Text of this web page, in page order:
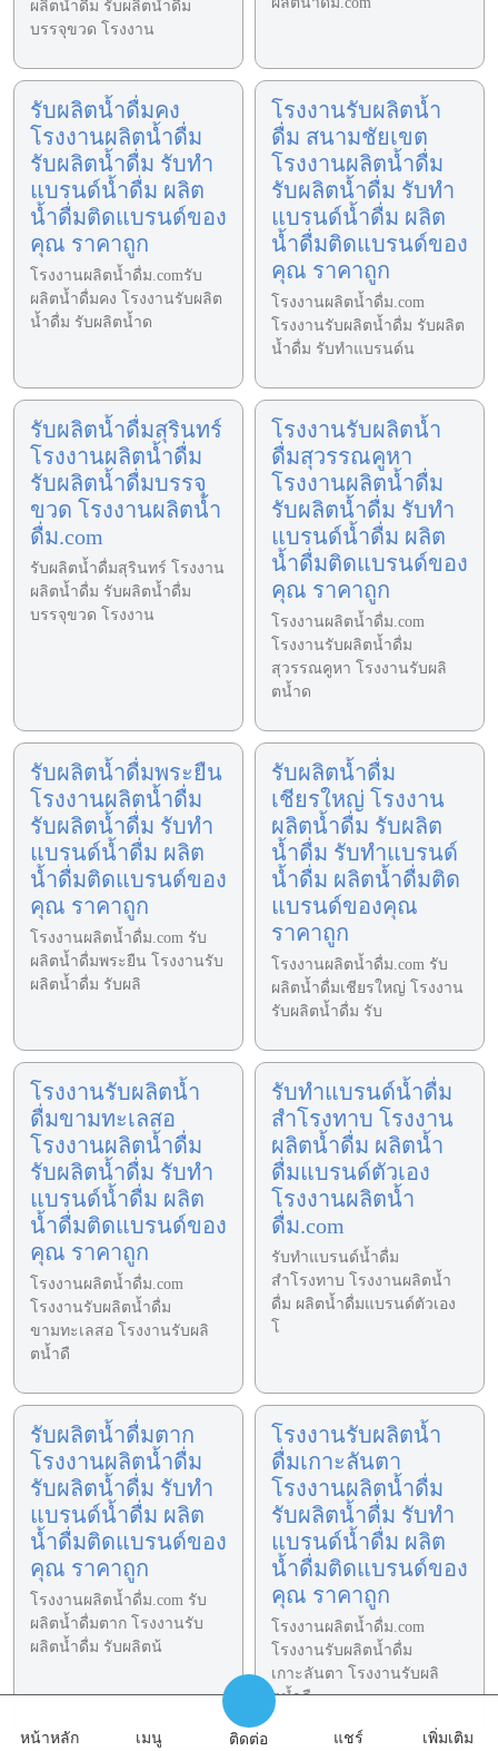
ผลิตน้ำดื่ม รับผลิตน้ำดื่ม
บรรจุขวด โรงงาน
รับผลิตน้ำดื่มคง
โรงงานผลิตน้ำดื่ม
รับผลิตน้ำดื่ม รับทำ
แบรนด์น้ำดื่ม ผลิต
น้ำดื่มติดแบรนด์ของ
คุณ ราคาถูก
โรงงานผลิตน้ำดื่ม.comรับ
ผลิตน้ำดื่มคง โรงงานรับผลิต
น้ำดื่ม รับผลิตน้ำด
โรงงานรับผลิตน้ำ
ดื่ม สนามชัยเขต
โรงงานผลิตน้ำดื่ม
รับผลิตน้ำดื่ม รับทำ
แบรนด์น้ำดื่ม ผลิต
น้ำดื่มติดแบรนด์ของ
คุณ ราคาถูก
โรงงานผลิตน้ำดื่ม.com
โรงงานรับผลิตน้ำดื่ม รับผลิต
น้ำดื่ม รับทำแบรนด์น
รับผลิตน้ำดื่มสุรินทร์
โรงงานผลิตน้ำดื่ม
รับผลิตน้ำดื่มบรรจุ
ขวด โรงงานผลิตน้ำ
ดื่ม.com
รับผลิตน้ำดื่มสุรินทร์ โรงงาน
ผลิตน้ำดื่ม รับผลิตน้ำดื่ม
บรรจุขวด โรงงาน
โรงงานรับผลิตน้ำ
ดื่มสุวรรณคูหา
โรงงานผลิตน้ำดื่ม
รับผลิตน้ำดื่ม รับทำ
แบรนด์น้ำดื่ม ผลิต
น้ำดื่มติดแบรนด์ของ
คุณ ราคาถูก
โรงงานผลิตน้ำดื่ม.com
โรงงานรับผลิตน้ำดื่ม
สุวรรณคูหา โรงงานรับผลิ
ตน้ำด
รับผลิตน้ำดื่มพระยืน
โรงงานผลิตน้ำดื่ม
รับผลิตน้ำดื่ม รับทำ
แบรนด์น้ำดื่ม ผลิต
น้ำดื่มติดแบรนด์ของ
คุณ ราคาถูก
โรงงานผลิตน้ำดื่ม.com รับ
ผลิตน้ำดื่มพระยืน โรงงานรับ
ผลิตน้ำดื่ม รับผลิ
รับผลิตน้ำดื่ม
เชียรใหญ่ โรงงาน
ผลิตน้ำดื่ม รับผลิต
น้ำดื่ม รับทำแบรนด์
น้ำดื่ม ผลิตน้ำดื่มติด
แบรนด์ของคุณ
ราคาถูก
โรงงานผลิตน้ำดื่ม.com รับ
ผลิตน้ำดื่มเชียรใหญ่ โรงงาน
รับผลิตน้ำดื่ม รับ
โรงงานรับผลิตน้ำ
ดื่มขามทะเลสอ
โรงงานผลิตน้ำดื่ม
รับผลิตน้ำดื่ม รับทำ
แบรนด์น้ำดื่ม ผลิต
น้ำดื่มติดแบรนด์ของ
คุณ ราคาถูก
โรงงานผลิตน้ำดื่ม.com
โรงงานรับผลิตน้ำดื่ม
ขามทะเลสอ โรงงานรับผลิ
ตน้ำดื
รับทำแบรนด์น้ำดื่ม
สำโรงทาบ โรงงาน
ผลิตน้ำดื่ม ผลิตน้ำ
ดื่มแบรนด์ตัวเอง
โรงงานผลิตน้ำ
ดื่ม.com
รับทำแบรนด์น้ำดื่ม
สำโรงทาบ โรงงานผลิตน้ำ
ดื่ม ผลิตน้ำดื่มแบรนด์ตัวเอง
โ
รับผลิตน้ำดื่มตาก
โรงงานผลิตน้ำดื่ม
รับผลิตน้ำดื่ม รับทำ
แบรนด์น้ำดื่ม ผลิต
น้ำดื่มติดแบรนด์ของ
คุณ ราคาถูก
โรงงานผลิตน้ำดื่ม.com รับ
ผลิตน้ำดื่มตาก โรงงานรับ
ผลิตน้ำดื่ม รับผลิตน้
โรงงานรับผลิตน้ำ
ดื่มเกาะลันตา
โรงงานผลิตน้ำดื่ม
รับผลิตน้ำดื่ม รับทำ
แบรนด์น้ำดื่ม ผลิต
น้ำดื่มติดแบรนด์ของ
คุณ ราคาถูก
โรงงานผลิตน้ำดื่ม.com
โรงงานรับผลิตน้ำดื่ม
เกาะลันตา โรงงานรับผลิ
ตน้ำดื
หน้าหลัก เมนู ติดต่อ แชร์ เพิ่มเติม